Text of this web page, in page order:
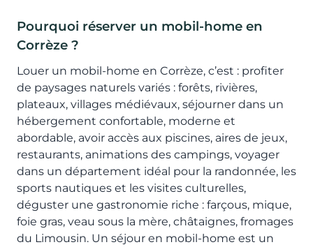
Pourquoi réserver un mobil-home en
Corrèze ?
Louer un mobil-home en Corrèze, c’est : profiter
de paysages naturels variés : forêts, rivières,
plateaux, villages médiévaux, séjourner dans un
hébergement confortable, moderne et
abordable, avoir accès aux piscines, aires de jeux,
restaurants, animations des campings, voyager
dans un département idéal pour la randonnée, les
sports nautiques et les visites culturelles,
déguster une gastronomie riche : farçous, mique,
foie gras, veau sous la mère, châtaignes, fromages
du Limousin. Un séjour en mobil-home est un